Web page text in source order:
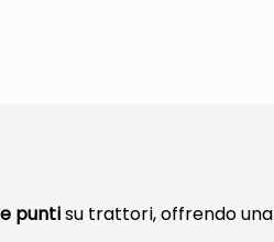
puntisu trattori, offrendo una